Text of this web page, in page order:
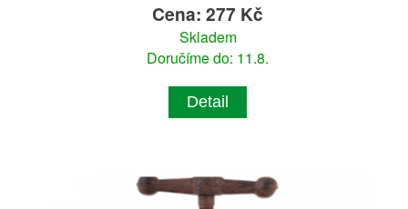
Cena: 277 Kč
Skladem
Doručíme do: 11.8.
Detail